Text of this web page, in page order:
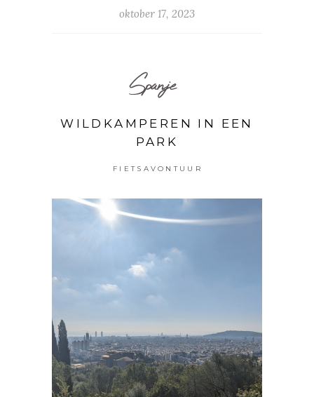
oktober 17, 2023
Spanje
WILDKAMPEREN IN EEN
PARK
FIETSAVONTUUR